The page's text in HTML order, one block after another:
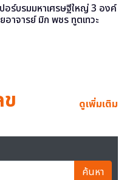
ปอร์บรมมหาเศรษฐีใหญ่ 3 องค์
อาจารย์ มิก พชร ทูตเทวะ
ดูเพิ่มเติม
ค้นหา